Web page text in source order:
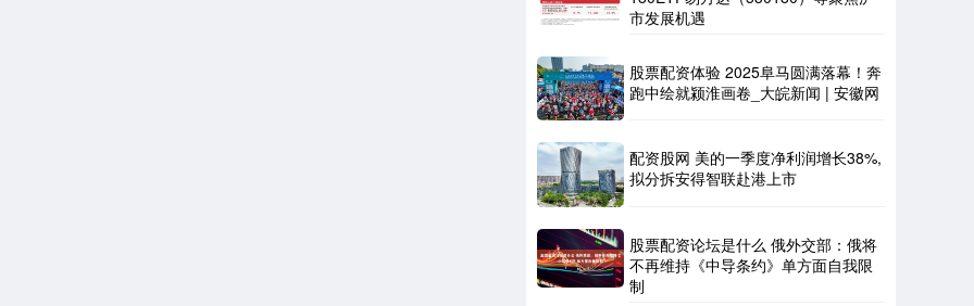
市发展机遇
股票配资体验 2025阜马圆满落幕！奔
跑中绘就颍淮画卷_大皖新闻 | 安徽网
配资股网 美的一季度净利润增长38%,
拟分拆安得智联赴港上市
股票配资论坛是什么 俄外交部：俄将
不再维持《中导条约》单方面自我限
制